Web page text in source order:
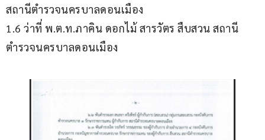
สถานีตำรวจนครบาลดอนเมือง
1.6 ว่าที่ พ.ต.ท.ภาคิน ดอกไม้ สารวัตร สืบสวน สถานี
ตำรวจนครบาลดอนเมือง